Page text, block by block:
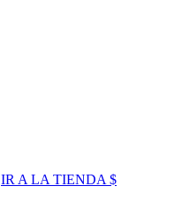
IR A LA TIENDA